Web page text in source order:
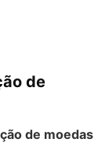
de
de moedas